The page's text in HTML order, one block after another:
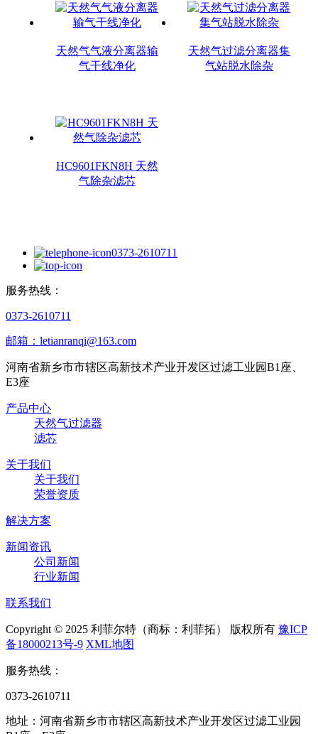
天然气气液分离器输
气干线净化
天然气过滤分离器集
气站脱水除杂
HC9601FKN8H 天然
气除杂滤芯
0373-2610711
服务热线：
0373-2610711
邮箱：letianranqi@163.com
河南省新乡市市辖区高新技术产业开发区过滤工业园B1座、
E3座
产品中心
天然气过滤器
滤芯
关于我们
关于我们
荣誉资质
解决方案
新闻资讯
公司新闻
行业新闻
联系我们
Copyright © 2025 利菲尔特（商标：利菲拓） 版权所有 豫ICP
备18000213号-9 XML地图
服务热线：
0373-2610711
地址：河南省新乡市市辖区高新技术产业开发区过滤工业园